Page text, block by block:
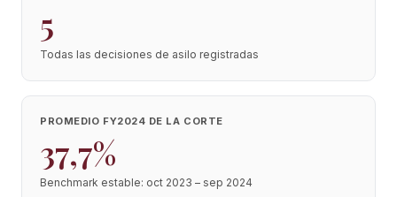
5
Todas las decisiones de asilo registradas
PROMEDIO FY2024 DE LA CORTE
37,7%
Benchmark estable: oct 2023 – sep 2024